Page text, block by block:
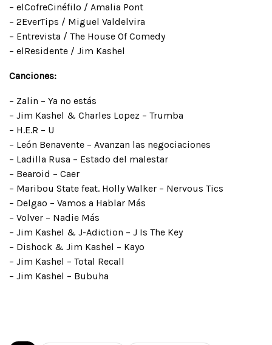
– elCofreCinéfilo / Amalia Pont
– 2EverTips / Miguel Valdelvira
– Entrevista / The House Of Comedy
– elResidente / Jim Kashel
Canciones:
– Zalin – Ya no estás
– Jim Kashel & Charles Lopez – Trumba
– H.E.R – U
– León Benavente – Avanzan las negociaciones
– Ladilla Rusa – Estado del malestar
– Bearoid – Caer
– Maribou State feat. Holly Walker – Nervous Tics
– Delgao – Vamos a Hablar Más
– Volver – Nadie Más
– Jim Kashel & J-Adiction – J Is The Key
– Dishock & Jim Kashel – Kayo
– Jim Kashel – Total Recall
– Jim Kashel – Bubuha